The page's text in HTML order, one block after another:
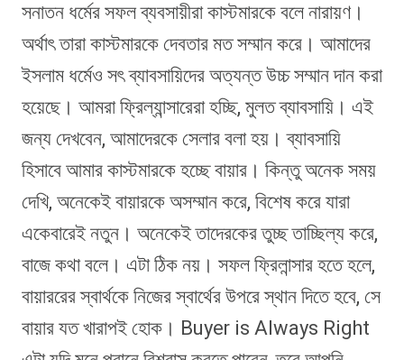
সনাতন ধর্মের সফল ব্যবসায়ীরা কাস্টমারকে বলে নারায়ণ।
অর্থাৎ তারা কাস্টমারকে দেবতার মত সম্মান করে। আমাদের
ইসলাম ধর্মেও সৎ ব্যাবসায়িদের অত্যন্ত উচ্চ সম্মান দান করা
হয়েছে। আমরা ফ্রিল্যান্সারেরা হচ্ছি, মুলত ব্যাবসায়ি। এই
জন্য দেখবেন, আমাদেরকে সেলার বলা হয়। ব্যাবসায়ি
হিসাবে আমার কাস্টমারকে হচ্ছে বায়ার। কিন্তু অনেক সময়
দেখি, অনেকেই বায়ারকে অসম্মান করে, বিশেষ করে যারা
একেবারেই নতুন। অনেকেই তাদেরকের তুচ্ছ তাচ্ছিল্য করে,
বাজে কথা বলে। এটা ঠিক নয়। সফল ফ্রিলান্সার হতে হলে,
বায়াররের স্বার্থকে নিজের স্বার্থের উপরে স্থান দিতে হবে, সে
বায়ার যত খারাপই হোক। Buyer is Always Right